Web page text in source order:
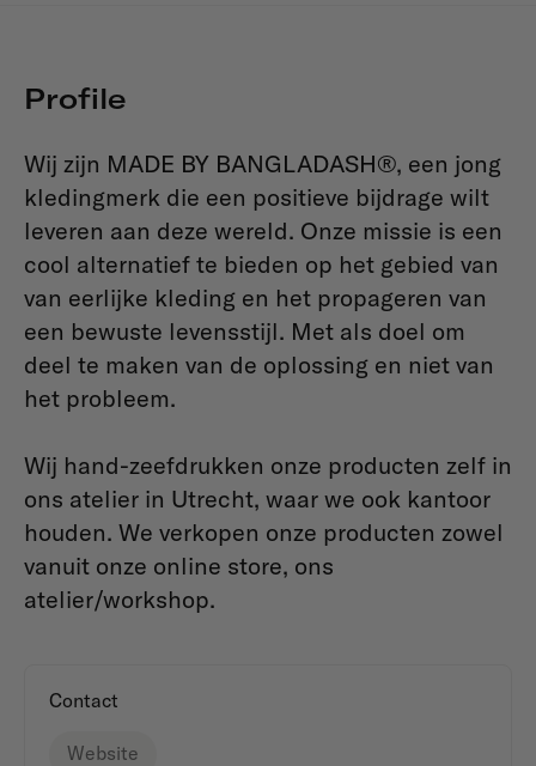
Profile
Wij zijn MADE BY BANGLADASH®, een jong
kledingmerk die een positieve bijdrage wilt
leveren aan deze wereld. Onze missie is een
cool alternatief te bieden op het gebied van
van eerlijke kleding en het propageren van
een bewuste levensstijl. Met als doel om
deel te maken van de oplossing en niet van
het probleem.
Wij hand-zeefdrukken onze producten zelf in
ons atelier in Utrecht, waar we ook kantoor
houden. We verkopen onze producten zowel
vanuit onze online store, ons
atelier/workshop.
Contact
Website